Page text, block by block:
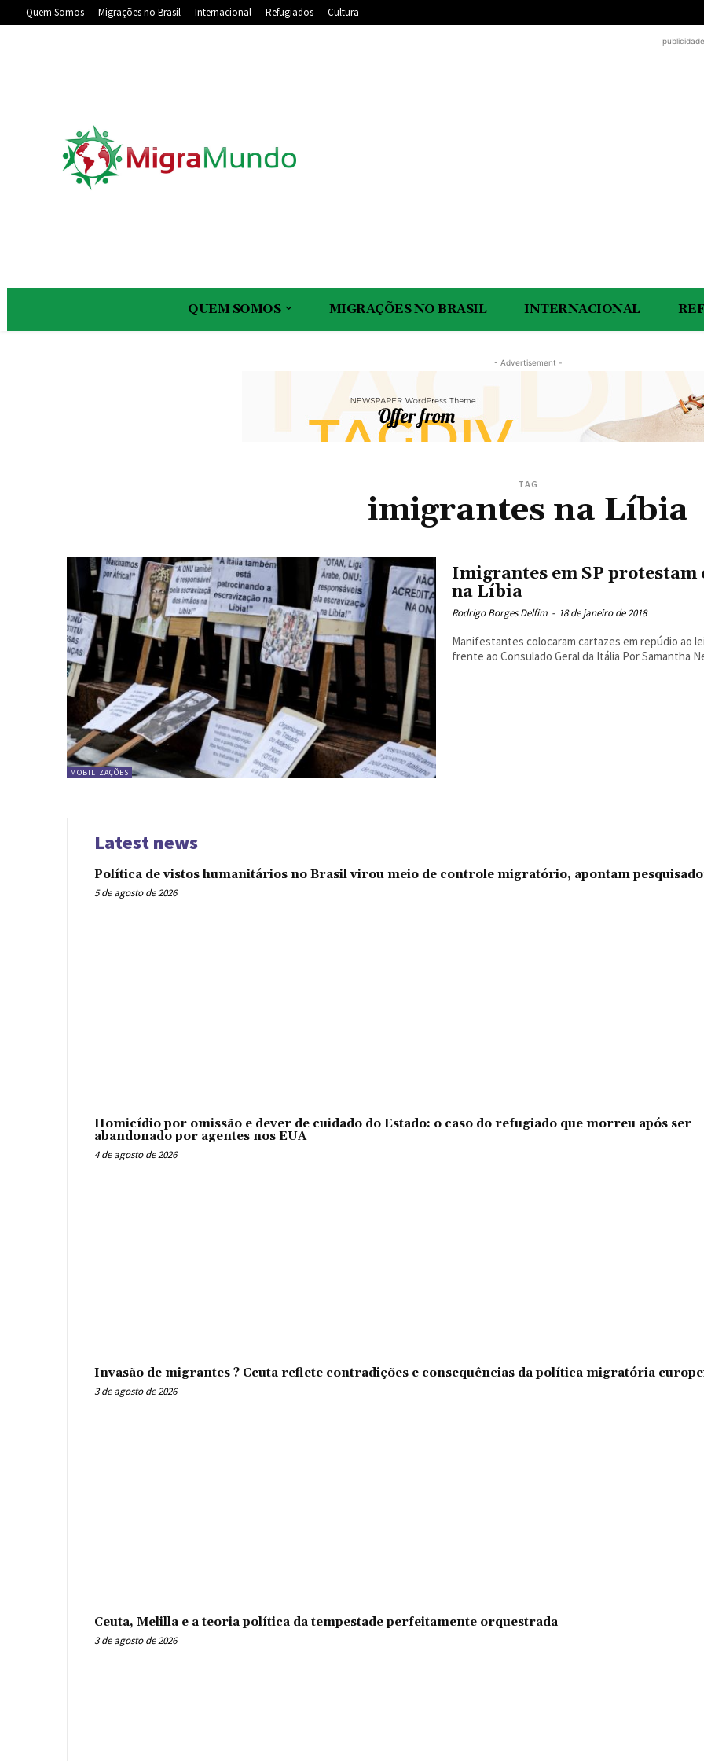
Quem Somos Migrações no Brasil Internacional Refugiados Cultura
QUEM SOMOS MIGRAÇÕES NO BRASIL INTERNACIONAL
- Advertisement -
TAG
imigrantes na Líbia
MOBILIZAÇÕES
Imigrantes em SP
na Líbia
Rodrigo Borges Delfim - 18 de janeiro de 2018
Manifestantes colocaram cartazes em repúdio ao
frente ao Consulado Geral da Itália
Latest news
Política de vistos humanitários no Brasil virou meio de controle migratório, apontam
5 de agosto de 2026
Homicídio por omissão e dever de cuidado do Estado: o caso do refugiado que morreu após ser
abandonado por agentes nos EUA
4 de agosto de 2026
Invasão de migrantes ? Ceuta reflete contradições e consequências da política migratória
3 de agosto de 2026
Ceuta, Melilla e a teoria política da tempestade perfeitamente orquestrada
3 de agosto de 2026